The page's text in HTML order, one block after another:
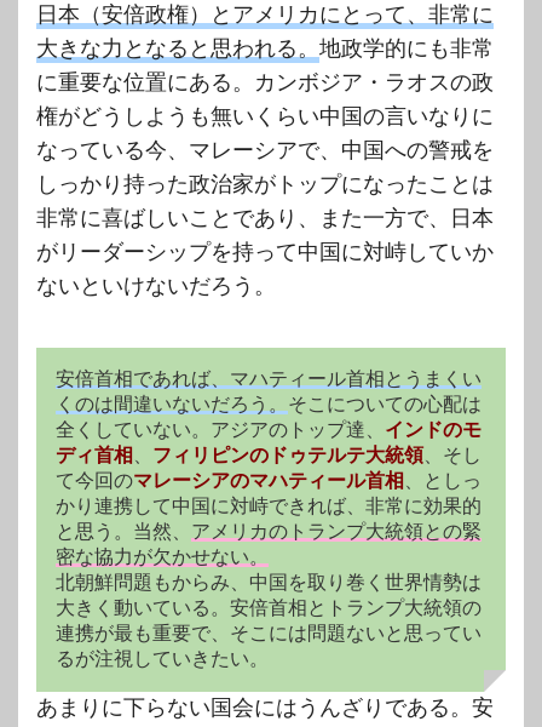
日本（安倍政権）とアメリカにとって、非常に
大きな力となると思われる。 地政学的にも非常
に重要な位置にある。カンボジア・ラオスの政
権がどうしようも無いくらい中国の言いなりに
なっている今、マレーシアで、中国への警戒を
しっかり持った政治家がトップになったことは
非常に喜ばしいことであり、また一方で、日本
がリーダーシップを持って中国に対峙していか
ないといけないだろう。
安倍首相であれば、マハティール首相とうまくい
くのは間違いないだろう。 そこについての心配は
全くしていない。アジアのトップ達、 インドのモ
ディ首相
フィリピンのドゥテルテ大統領、そし
て今回のマレーシアのマハティール首相
、としっ
かり連携して中国に対峙できれば、非常に効果的
と思う。当然、 アメリカのトランプ大統領との緊
密な協力が欠かせない。
北朝鮮問題もからみ、中国を取り巻く世界情勢は
大きく動いている。安倍首相とトランプ大統領の
連携が最も重要で、そこには問題ないと思ってい
るが注視していきたい。
あまりに下らない国会にはうんざりである。安